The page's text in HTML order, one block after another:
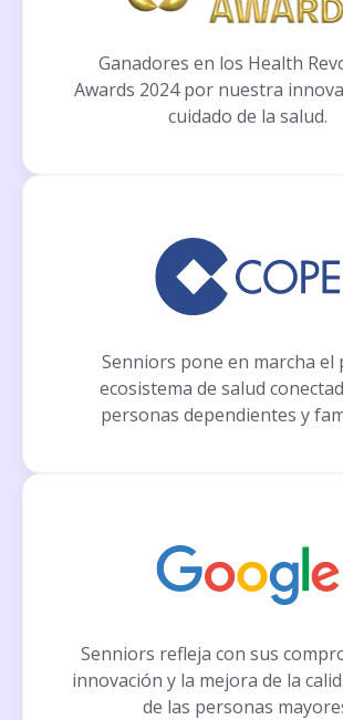
Ganadores en los Health
Awards 2024 por nuestra
cuidado de la salud.
Senniors pone en marcha el
ecosistema de salud
personas dependientes y
Senniors refleja con sus
innovación y la mejora de la
de las personas